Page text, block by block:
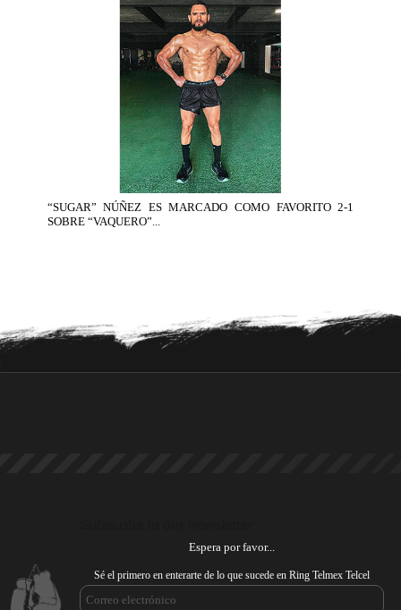
“SUGAR” NÚÑEZ ES MARCADO COMO FAVORITO 2-1
SOBRE “VAQUERO”...
Espera por favor...
Sé el primero en enterarte de lo que sucede en Ring Telmex Telcel